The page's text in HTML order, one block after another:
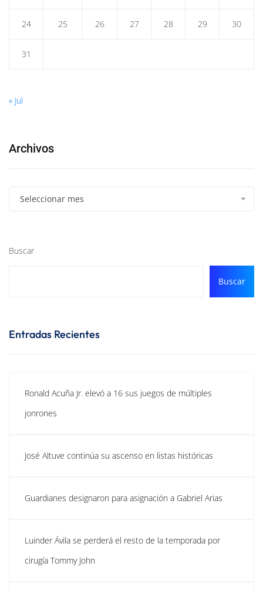
24 25 26 27 28 29 30
31
« Jul
Archivos
Seleccionar mes
Buscar
Buscar
Entradas Recientes
Ronald Acuña Jr. elevó a 16 sus juegos de múltiples
jonrones
José Altuve continúa su ascenso en listas históricas
Guardianes designaron para asignación a Gabriel Arias
Luinder Ávila se perderá el resto de la temporada por
cirugía Tommy John